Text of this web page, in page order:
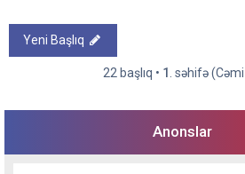
Yeni Başlıq
22 başlıq • 1 . səhifə (Cəmi
Anonslar